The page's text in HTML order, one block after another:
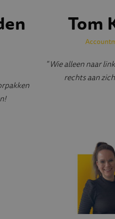
Tom
" Wie alleen naar
rechts aan